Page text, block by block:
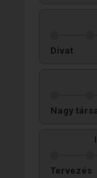
Divat
Nagy
Tervezés